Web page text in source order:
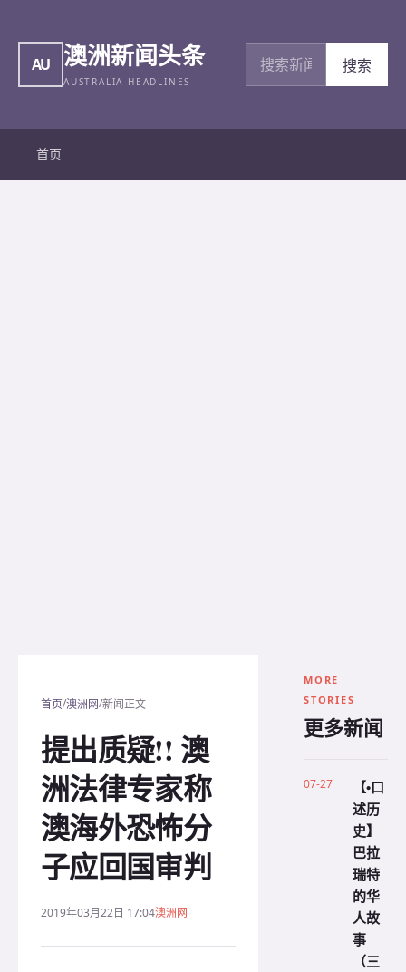
AU 澳洲新闻头条
AUSTRALIA HEADLINES
搜索新闻
搜索
首页
首页/澳洲网/新闻正文
提出质疑!! 澳
洲法律专家称
澳海外恐怖分
子应回国审判
2019年03月22日 17:04澳洲网
MORE
STORIES
更多新闻
07-27
【•口
述历
史】
巴拉
瑞特
的华
人故
事
（三